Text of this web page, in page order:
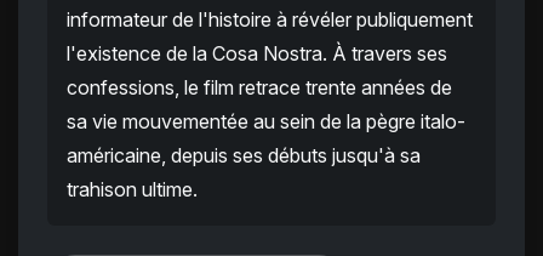
informateur de l'histoire à révéler publiquement
l'existence de la Cosa Nostra. À travers ses
confessions, le film retrace trente années de
sa vie mouvementée au sein de la pègre italo-
américaine, depuis ses débuts jusqu'à sa
trahison ultime.